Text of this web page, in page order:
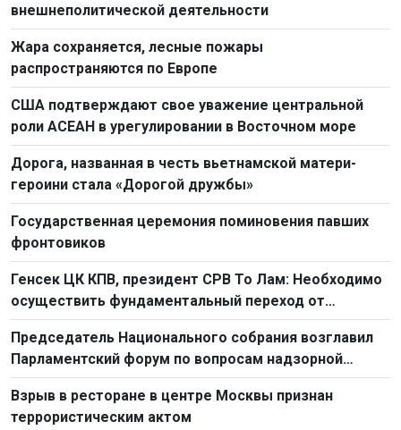
внешнеполитической деятельности
Жара сохраняется, лесные пожары
распространяются по Европе
США подтверждают свое уважение центральной
роли АСЕАН в урегулировании в Восточном море
Дорога, названная в честь вьетнамской матери-
героини стала «Дорогой дружбы»
Государственная церемония поминовения павших
фронтовиков
Генсек ЦК КПВ, президент СРВ То Лам: Необходимо
осуществить фундаментальный переход от
простого труда к созидательному труду
Председатель Национального собрания возглавил
Парламентский форум по вопросам надзорной
деятельности 2026 г.
Взрыв в ресторане в центре Москвы признан
террористическим актом